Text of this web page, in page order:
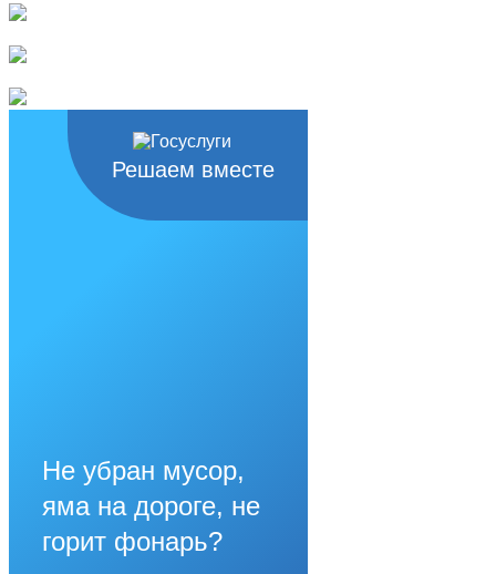
Решаем вместе
Не убран мусор,
яма на дороге, не
горит фонарь?